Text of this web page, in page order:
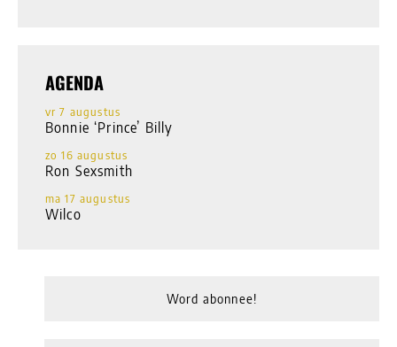
AGENDA
vr 7 augustus
Bonnie ‘Prince’ Billy
zo 16 augustus
Ron Sexsmith
ma 17 augustus
Wilco
Word abonnee!